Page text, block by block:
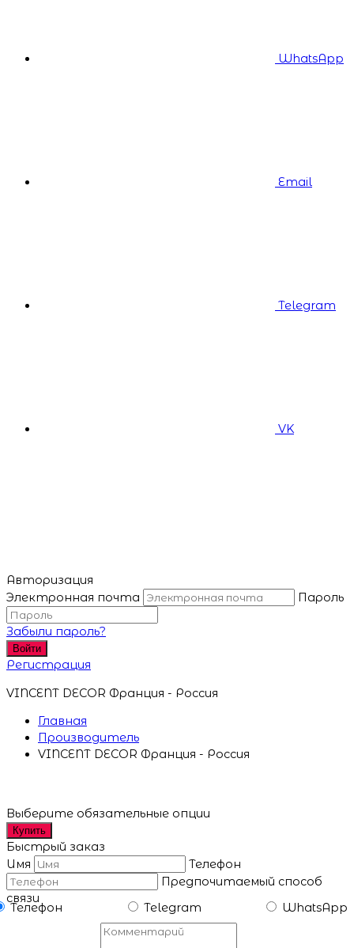
WhatsApp
Email
Telegram
VK
Авторизация
Электронная почта
Пароль
Забыли пароль?
Войти
Регистрация
VINCENT DECOR Франция - Россия
Главная
Производитель
VINCENT DECOR Франция - Россия
Выберите обязательные опции
Купить
Быстрый заказ
Имя
Телефон
Предпочитаемый способ
связи
Телефон Telegram WhatsApp